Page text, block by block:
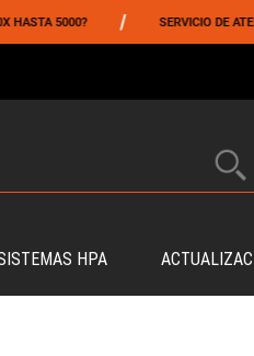
5000? / SERVICIO DE
HPA